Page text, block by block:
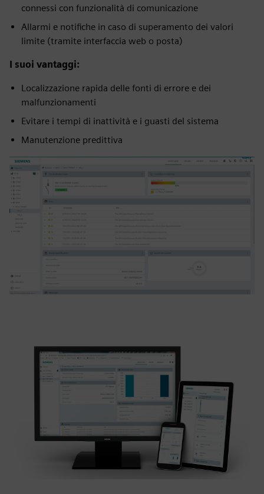
connessi con funzionalità di comunicazione
Allarmi e notifiche in caso di superamento dei valori
limite (tramite interfaccia web o posta)
I suoi vantaggi:
Localizzazione rapida delle fonti di errore e dei
malfunzionamenti
Evitare i tempi di inattività e i guasti del sistema
Manutenzione predittiva